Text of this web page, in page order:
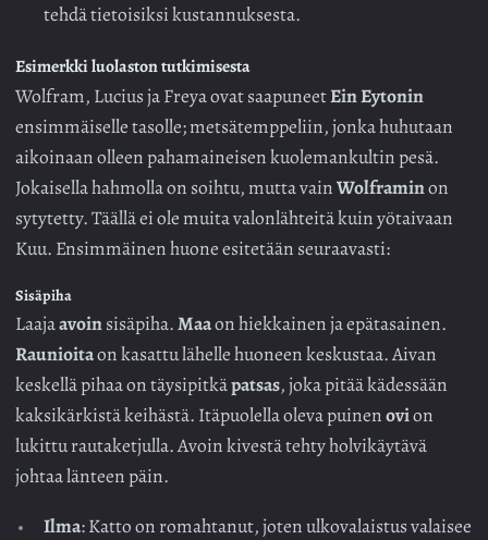
tehdä tietoisiksi kustannuksesta.
Esimerkki luolaston tutkimisesta
Wolfram, Lucius ja Freya ovat saapuneetEin Eytonin
ensimmäiselle tasolle; metsätemppeliin, jonka huhutaan
aikoinaan olleen pahamaineisen kuolemankultin pesä.
Jokaisella hahmolla on soihtu, mutta vainWolframinon
sytytetty. Täällä ei ole muita valonlähteitä kuin yötaivaan
Kuu. Ensimmäinen huone esitetään seuraavasti:
Sisäpiha
Laajaavoinsisäpiha.Maaon hiekkainen ja epätasainen.
Raunioitaon kasattu lähelle huoneen keskustaa. Aivan
keskellä pihaa on täysipitkäpatsas, joka pitää kädessään
kaksikärkistä keihästä. Itäpuolella oleva puinenovion
lukittu rautaketjulla. Avoin kivestä tehty holvikäytävä
johtaa länteen päin.
Ilma: Katto on romahtanut, joten ulkovalaistus valaisee